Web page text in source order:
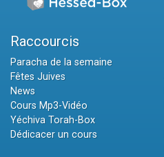
Raccourcis
Paracha de la semaine
Fêtes Juives
News
Cours Mp3-Vidéo
Yéchiva Torah-Box
Dédicacer un cours